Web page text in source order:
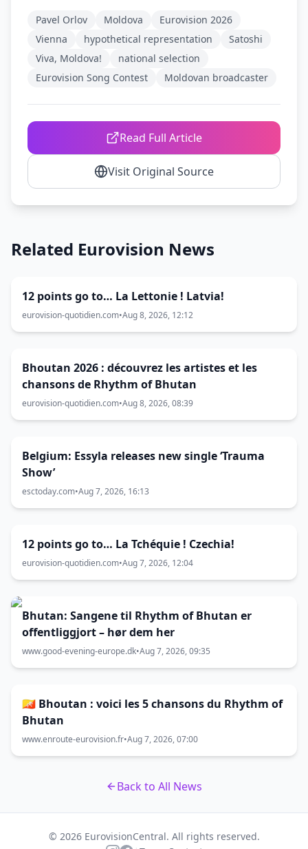
Pavel Orlov Moldova
Eurovision 2026
Vienna
hypothetical representation
Satoshi
Viva, Moldova!
national selection
Eurovision Song Contest
Moldovan broadcaster
Read Full Article
Visit Original Source
Related Eurovision News
12 points go to… La Lettonie ! Latvia!
eurovision-quotidien.com•Aug 8, 2026, 12:12
Bhoutan 2026 : découvrez les artistes et les
chansons de Rhythm of Bhutan
eurovision-quotidien.com•Aug 8, 2026, 08:39
Belgium: Essyla releases new single ‘Trauma
Show’
esctoday.com•Aug 7, 2026, 16:13
12 points go to… La Tchéquie ! Czechia!
eurovision-quotidien.com•Aug 7, 2026, 12:04
Bhutan: Sangene til Rhythm of Bhutan er
offentliggjort – hør dem her
www.good-evening-europe.dk•Aug 7, 2026, 09:35
🇧🇹 Bhoutan : voici les 5 chansons du Rhythm of
Bhutan
www.enroute-eurovision.fr•Aug 7, 2026, 07:00
Back to All News
© 2026 EurovisionCentral. All rights reserved.